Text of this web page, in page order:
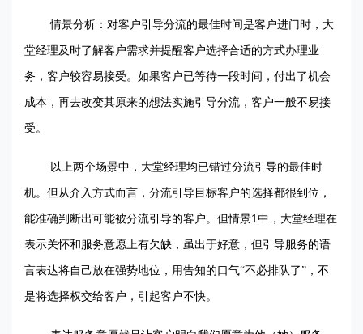
情景分析：对客户引导分流的最佳时间是客户进门时，大
堂经理及时了解客户需求并提醒客户选择合适的方式办理业
务，客户较容易接受。如果客户已等待一段时间，付出了机会
成本，再去改变其原来的想法实施引导分流，客户一般不易接
受。
以上两个场景中，大堂经理均已错过分流引导的最佳时
机。但从介入方式而言，分流引导目标客户的选择都很到位，
能准确判断出可能被分流引导的客户。但情景1 中，大堂经理在
表示关怀和服务意愿上有欠缺，虽出于好意，但引导服务的语
言表达将自己放在强势地位，用告知的口气“不必排队了”，不
是将选择权交给客户，引起客户不快。